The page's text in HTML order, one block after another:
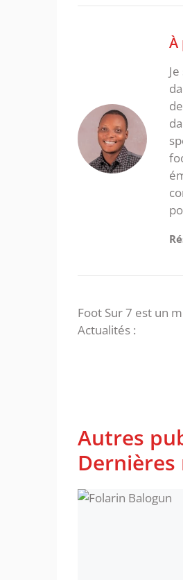
À
Foot Sur 7 est un
Actualités :
Autres